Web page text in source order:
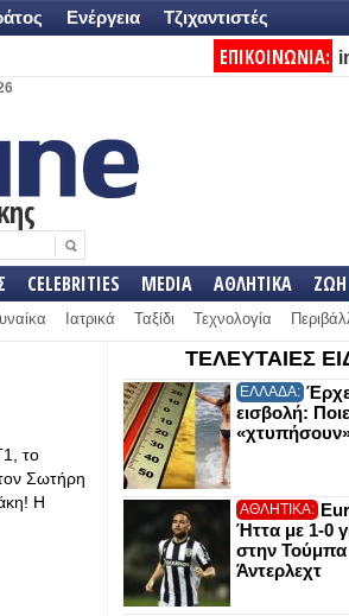
Ενέργεια Τζιχαντιστές
ΕΠΙΚΟΙΝΩΝΙΑ:
CELEBRITIES MEDIA ΑΘΛΗΤΙΚΑ ΖΩΗ
Ιατρικά Ταξίδι Τεχνολογία
το
Σωτήρη
Η
ΤΕΛΕΥΤΑΙΕΣ
ΕΛΛΑΔΑ:
εισβολή:
ΑΘΛΗΤΙΚΑ:
Ήττα με 1-0
στην
Άντερλεχτ